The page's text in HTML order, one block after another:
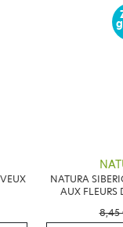
NATURA
AUX
8,45